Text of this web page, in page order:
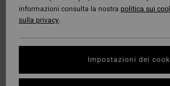
informazioni consulta la nostra politica sui
sulla privacy.
Impostazioni dei